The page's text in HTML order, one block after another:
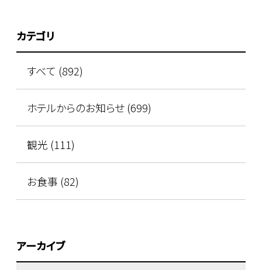
カテゴリ
すべて (892)
ホテルからのお知らせ (699)
観光 (111)
お食事 (82)
アーカイブ